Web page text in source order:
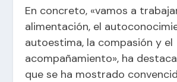
En concreto, «vamos a
alimentación, el
autoestima, la compasión y el
acompañamiento», ha
que se ha mostrado